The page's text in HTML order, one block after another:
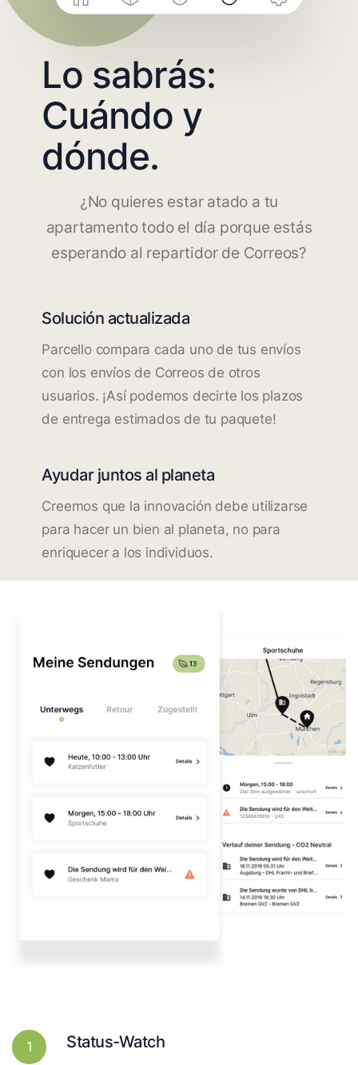
Lo sabrás:
Cuándo y
dónde.
¿No quieres estar atado a tu
apartamento todo el día porque estás
esperando al repartidor de Correos?
Solución actualizada
Parcello compara cada uno de tus envíos
con los envíos de Correos de otros
usuarios. ¡Así podemos decirte los plazos
de entrega estimados de tu paquete!
Ayudar juntos al planeta
Creemos que la innovación debe utilizarse
para hacer un bien al planeta, no para
enriquecer a los individuos.
1 Status-Watch